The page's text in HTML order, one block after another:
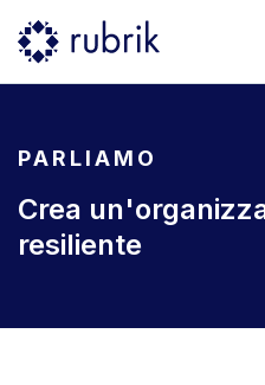
PARLIAMO
Crea
resiliente